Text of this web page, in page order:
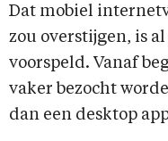
Dat mobiel
zou overstijgen, is
voorspeld. Vanaf
vaker bezocht
dan een desktop